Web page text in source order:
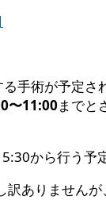
手術が予定さ
〜11:00までと
から行う予
訳ありません